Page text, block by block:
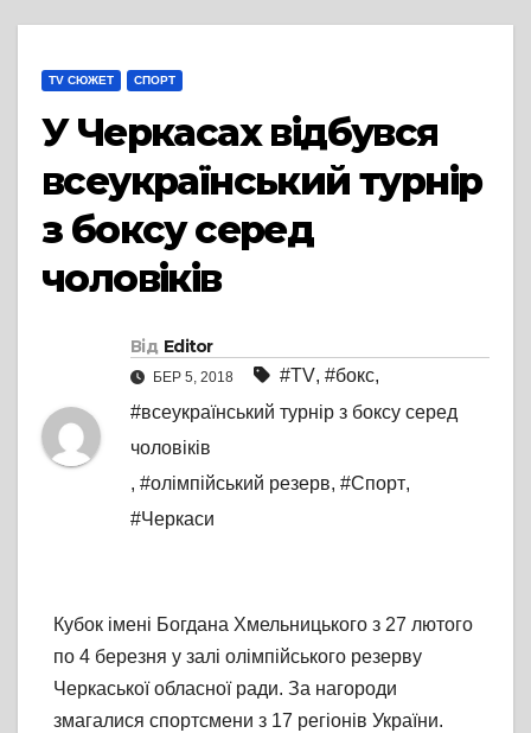
TV СЮЖЕТ СПОРТ
У Черкасах відбувся
всеукраїнський турнір
з боксу серед
чоловіків
Від Editor
БЕР 5, 2018 #TV, #бокс,
#всеукраїнський турнір з боксу серед
чоловіків
, #олімпійський резерв, #Спорт,
#Черкаси
Кубок імені Богдана Хмельницького з 27 лютого
по 4 березня у залі олімпійського резерву
Черкаської обласної ради. За нагороди
змагалися спортсмени з 17 регіонів України.